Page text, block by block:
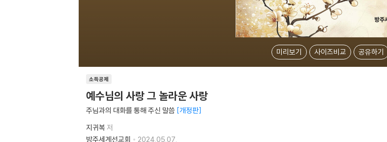
미리보기 사이즈비교 공유하기
소득공제
예수님의 사랑 그 놀라운 사랑
주님과의 대화를 통해 주신 말씀 개정판
지귀복 저
방주세계선교회
2024.05.07.